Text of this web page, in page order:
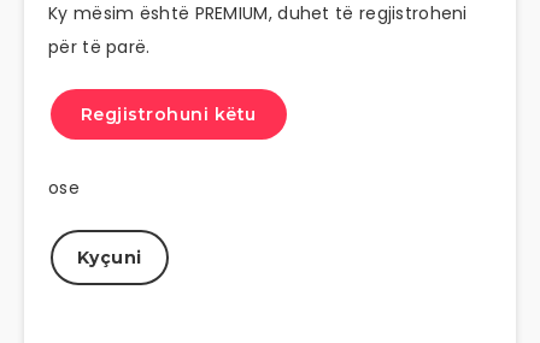
Ky mësim është PREMIUM, duhet të regjistroheni
për të parë.
Regjistrohuni këtu
ose
Kyçuni